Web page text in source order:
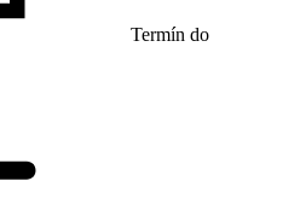
Termín do